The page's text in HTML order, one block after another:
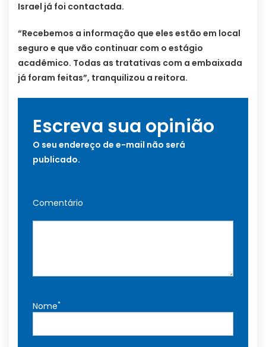
Israel já foi contactada.
“Recebemos a informação que eles estão em local
seguro e que vão continuar com o estágio
acadêmico. Todas as tratativas com a embaixada
já foram feitas”, tranquilizou a reitora.
Escreva sua opinião
O seu endereço de e-mail não será
publicado.
Comentário
Nome*